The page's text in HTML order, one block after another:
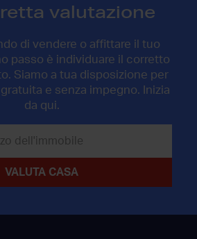
valutazione
di vendere o affittare il tuo
passo è individuare il corretto
Siamo a tua disposizione per
e senza impegno. Inizia
da qui.